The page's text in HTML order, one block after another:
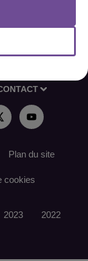
Plan du site
cookies
2023 2022